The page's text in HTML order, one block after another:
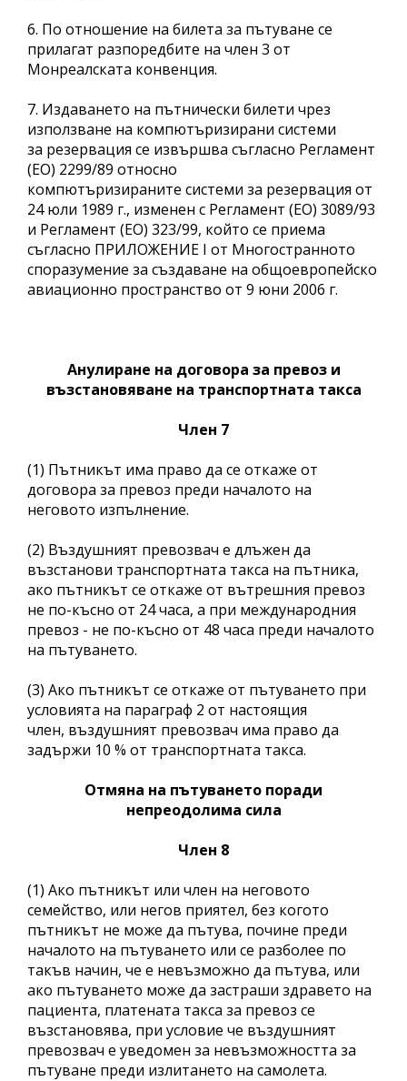
6. По отношение на билета за пътуване се
прилагат разпоредбите на член 3 от
Монреалската конвенция.
7. Издаването на пътнически билети чрез
използване на компютъризирани системи
за резервация се извършва съгласно Регламент
(ЕО) 2299/89 относно
компютъризираните системи за резервация от
24 юли 1989 г., изменен с Регламент (ЕО) 3089/93
и Регламент (ЕО) 323/99, който се приема
съгласно ПРИЛОЖЕНИЕ I от Многостранното
споразумение за създаване на общоевропейско
авиационно пространство от 9 юни 2006 г.
Анулиране на договора за превоз и
възстановяване на транспортната такса
Член 7
(1) Пътникът има право да се откаже от
договора за превоз преди началото на
неговото изпълнение.
(2) Въздушният превозвач е длъжен да
възстанови транспортната такса на пътника,
ако пътникът се откаже от вътрешния превоз
не по-късно от 24 часа, а при международния
превоз - не по-късно от 48 часа преди началото
на пътуването.
(3) Ако пътникът се откаже от пътуването при
условията на параграф 2 от настоящия
член, въздушният превозвач има право да
задържи 10 % от транспортната такса.
Отмяна на пътуването поради
непреодолима сила
Член 8
(1) Ако пътникът или член на неговото
семейство, или негов приятел, без когото
пътникът не може да пътува, почине преди
началото на пътуването или се разболее по
такъв начин, че е невъзможно да пътува, или
ако пътуването може да застраши здравето на
пациента, платената такса за превоз се
възстановява, при условие че въздушният
превозвач е уведомен за невъзможността за
пътуване преди излитането на самолета.